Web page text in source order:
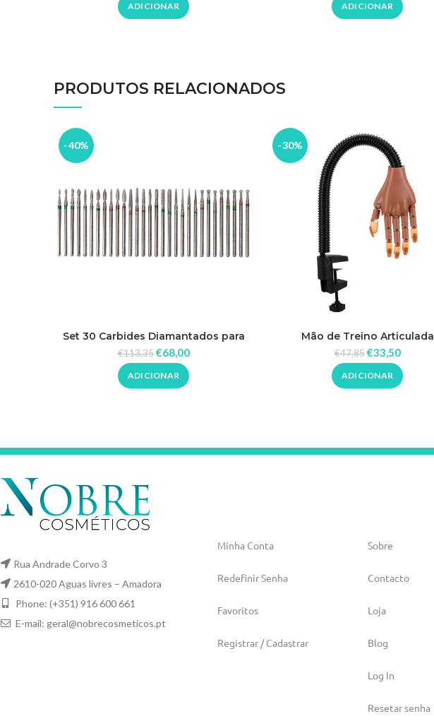
ADICIONAR ADICIONAR
PRODUTOS RELACIONADOS
-40%
Set 30 Carbides Diamantados para
Micromotores
€113,35 €68,00
ADICIONAR
-30%
Mão de Treino Articulada
€47,85 €33,50
ADICIONAR
Rua Andrade Corvo 3
2610-020 Aguas livres – Amadora
Phone: (+351) 916 600 661
E-mail: geral@nobrecosmeticos.pt
Minha Conta
Redefinir Senha
Favoritos
Registrar / Cadastrar
Sobre
Contacto
Loja
Blog
Log In
Resetar senha